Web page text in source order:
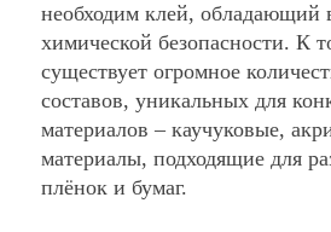
необходим клей, обладающий
химической безопасности. К
существует огромное
составов, уникальных для
материалов – каучуковые,
материалы, подходящие для
плёнок и бумаг.